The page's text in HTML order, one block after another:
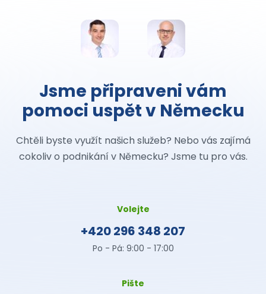
Jsme připraveni vám
pomoci uspět v Německu
Chtěli byste využít našich služeb? Nebo vás zajímá
cokoliv o podnikání v Německu? Jsme tu pro vás.
Volejte
+420 296 348 207
Po - Pá: 9:00 - 17:00
Pište